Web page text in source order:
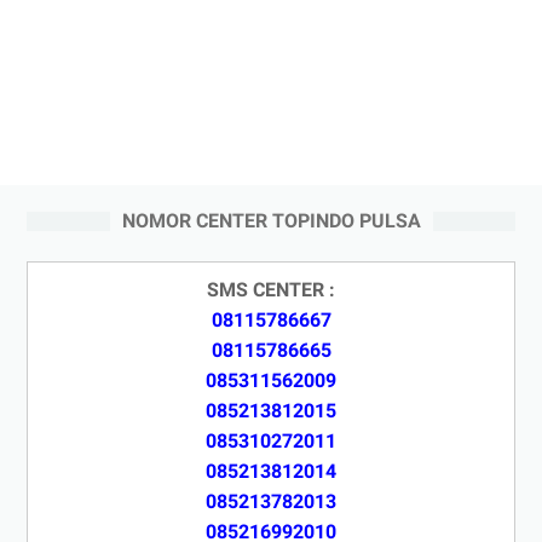
NOMOR CENTER TOPINDO PULSA
SMS CENTER :
08115786667
08115786665
085311562009
085213812015
085310272011
085213812014
085213782013
085216992010